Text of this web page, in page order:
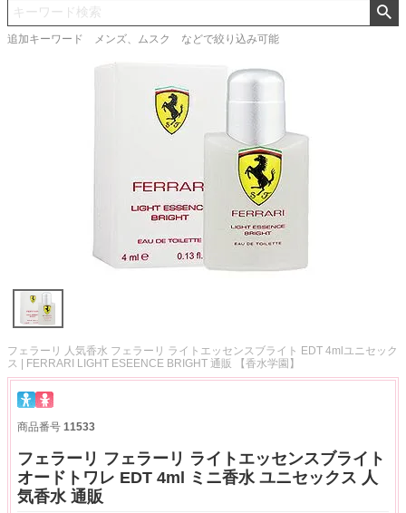
追加キーワード メンズ、ムスク などで絞り込み可能
フェラーリ 人気香水 フェラーリ ライトエッセンスブライト EDT 4mlユニセック
ス | FERRARI LIGHT ESEENCE BRIGHT 通販 【香水学園】
商品番号 11533
フェラーリ フェラーリ ライトエッセンスブライト
オードトワレ EDT 4ml ミニ香水 ユニセックス 人
気香水 通販